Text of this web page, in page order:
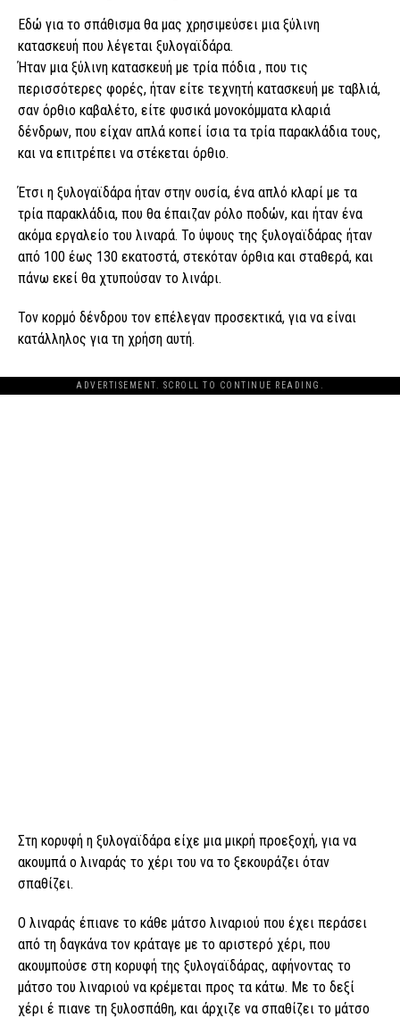
Εδώ για το σπάθισμα θα μας χρησιμεύσει μια ξύλινη
κατασκευή που λέγεται ξυλογαϊδάρα.
Ήταν μια ξύλινη κατασκευή με τρία πόδια , που τις
περισσότερες φορές, ήταν είτε τεχνητή κατασκευή με ταβλιά,
σαν όρθιο καβαλέτο, είτε φυσικά μονοκόμματα κλαριά
δένδρων, που είχαν απλά κοπεί ίσια τα τρία παρακλάδια τους,
και να επιτρέπει να στέκεται όρθιο.
Έτσι η ξυλογαϊδάρα ήταν στην ουσία, ένα απλό κλαρί με τα
τρία παρακλάδια, που θα έπαιζαν ρόλο ποδών, και ήταν ένα
ακόμα εργαλείο του λιναρά. Το ύψους της ξυλογαϊδάρας ήταν
από 100 έως 130 εκατοστά, στεκόταν όρθια και σταθερά, και
πάνω εκεί θα χτυπούσαν το λινάρι.
Τον κορμό δένδρου τον επέλεγαν προσεκτικά, για να είναι
κατάλληλος για τη χρήση αυτή.
ADVERTISEMENT. SCROLL TO CONTINUE READING.
Στη κορυφή η ξυλογαϊδάρα είχε μια μικρή προεξοχή, για να
ακουμπά ο λιναράς το χέρι του να το ξεκουράζει όταν
σπαθίζει.
Ο λιναράς έπιανε το κάθε μάτσο λιναριού που έχει περάσει
από τη δαγκάνα τον κράταγε με το αριστερό χέρι, που
ακουμπούσε στη κορυφή της ξυλογαϊδάρας, αφήνοντας το
μάτσο του λιναριού να κρέμεται προς τα κάτω. Με το δεξί
χέρι έ πιανε τη ξυλοσπάθη, και άρχιζε να σπαθίζει το μάτσο